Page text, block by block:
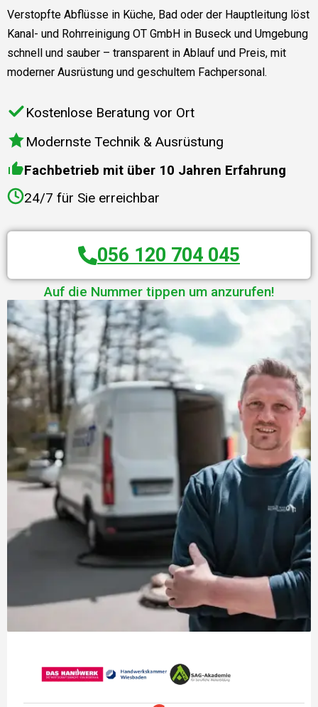
Verstopfte Abflüsse in Küche, Bad oder der Hauptleitung löst
Kanal- und Rohrreinigung OT GmbH in Buseck und Umgebung
schnell und sauber – transparent in Ablauf und Preis, mit
moderner Ausrüstung und geschultem Fachpersonal.
Kostenlose Beratung vor Ort
Modernste Technik & Ausrüstung
Fachbetrieb mit über 10 Jahren Erfahrung
24/7 für Sie erreichbar
056 120 704 045
Auf die Nummer tippen um anzurufen!